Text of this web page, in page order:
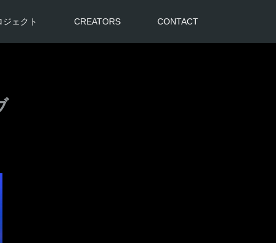
ェクト CREATORS CONTACT